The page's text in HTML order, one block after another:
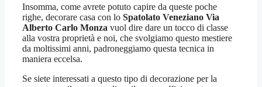
Insomma, come avrete potuto capire da queste poche
righe, decorare casa con lo Spatolato Veneziano Via
Alberto Carlo Monza vuol dire dare un tocco di classe
alla vostra proprietà e noi, che svolgiamo questo mestiere
da moltissimi anni, padroneggiamo questa tecnica in
maniera eccelsa.
Se siete interessati a questo tipo di decorazione per la